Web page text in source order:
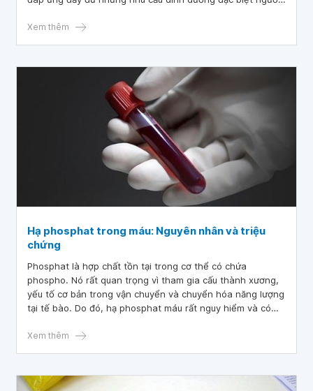
sẹo hơn, giảm nguy cơ bị nhiễm trùng.
Xem thêm
Hạ phosphat trong máu: Nguyên nhân và triệu
chứng
Phosphat là hợp chất tồn tại trong cơ thể có chứa
phospho. Nó rất quan trọng vì tham gia cấu thành xương,
yếu tố cơ bản trong vận chuyển và chuyển hóa năng lượng
tại tế bào. Do đó, hạ phosphat máu rất nguy hiểm và có
do nhiều nguyên nhân khác nhau.
Xem thêm